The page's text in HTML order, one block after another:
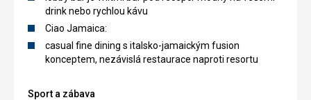
drink nebo rychlou kávu
Ciao Jamaica:
casual fine dining s italsko-jamaickým fusion
konceptem, nezávislá restaurace naproti resortu
Sport a zábava